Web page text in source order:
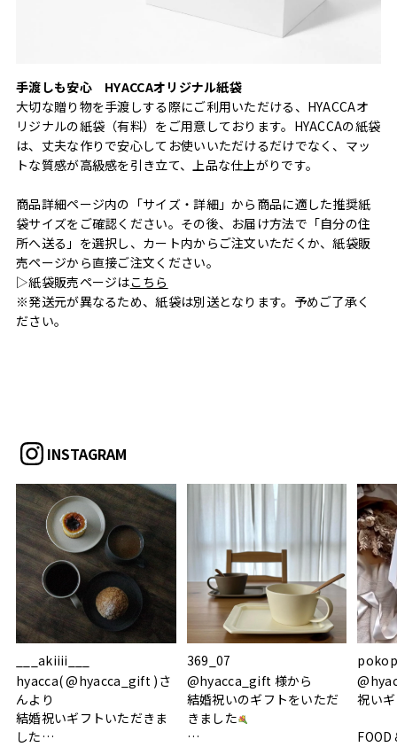
手渡しも安心 HYACCAオリジナル紙袋
大切な贈り物を手渡しする際にご利用いただける、HYACCAオ
リジナルの紙袋（有料）をご用意しております。HYACCAの紙袋
は、丈夫な作りで安心してお使いいただけるだけでなく、マッ
トな質感が高級感を引き立て、上品な仕上がりです。
商品詳細ページ内の「サイズ・詳細」から商品に適した推奨紙
袋サイズをご確認ください。その後、お届け方法で「自分の住
所へ送る」を選択し、カート内からご注文いただくか、紙袋販
売ページから直接ご注文ください。
▷紙袋販売ページはこちら
※発送元が異なるため、紙袋は別送となります。予めご了承く
ださい。
INSTAGRAM
___akiiii___
hyacca( @hyacca_gift )さ
んより
結婚祝いギフトいただきま
した
369_07
@hyacca_gift 様から
結婚祝いのギフトをいただ
きました
祝い
FOOD